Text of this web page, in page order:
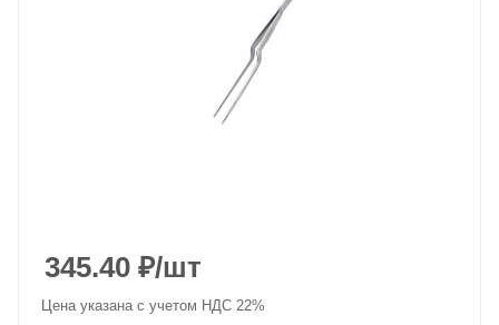
345.40 ₽/шт
Цена указана с учетом НДС 22%